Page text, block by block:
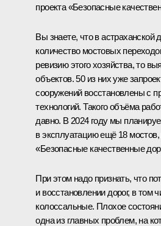
проекта «Безопасные
Вы знаете, что в астраханской
количество мостовых
ревизию этого хозяйства, то
объектов. 50 из них уже
сооружений восстановлены с
технологий. Такого объёма
давно. В 2024 году мы
в эксплуатацию ещё 18 мостов,
«Безопасные качественные
При этом надо признать, что
и восстановлении дорог, в том
колоссальные. Плохое
одна из главных проблем, на